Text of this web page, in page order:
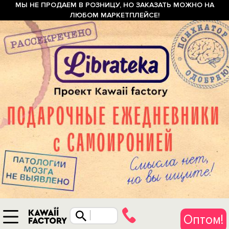
МЫ НЕ ПРОДАЕМ В РОЗНИЦУ, НО ЗАКАЗАТЬ МОЖНО НА
ЛЮБОМ МАРКЕТПЛЕЙСЕ!
Оптом!